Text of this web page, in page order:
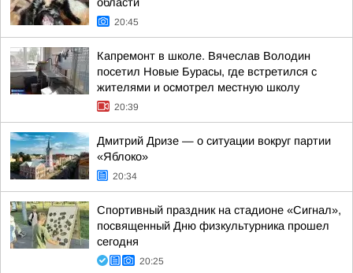
20:45
Капремонт в школе. Вячеслав Володин
посетил Новые Бурасы, где встретился с
жителями и осмотрел местную школу
20:39
Дмитрий Дризе — о ситуации вокруг партии
«Яблоко»
20:34
Спортивный праздник на стадионе «Сигнал»,
посвященный Дню физкультурника прошел
сегодня
20:25